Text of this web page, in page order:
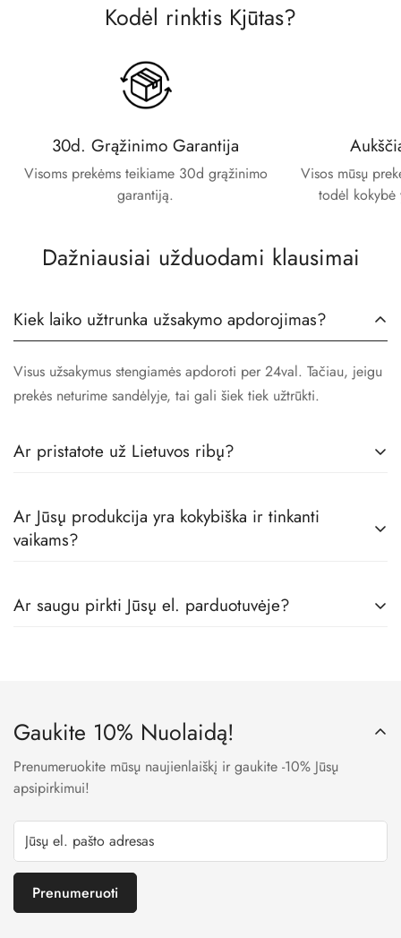
Kodėl rinktis Kjūtas?
30d. Grąžinimo Garantija
Visoms prekėms teikiame 30d grąžinimo
garantiją.
Visos mūsų
todėl kokybė
Dažniausiai užduodami klausimai
Kiek laiko užtrunka užsakymo apdorojimas?
Visus užsakymus stengiamės apdoroti per 24val. Tačiau, jeigu
prekės neturime sandėlyje, tai gali šiek tiek užtrūkti.
Ar pristatote už Lietuvos ribų?
Ar Jūsų produkcija yra kokybiška ir tinkanti
vaikams?
gamintojais, todėl visos prekės pas mus yra skirtos būtent
Ar saugu pirkti Jūsų el. parduotuvėje?
Gaukite 10% Nuolaidą!
Prenumeruokite mūsų naujienlaiškį ir gaukite -10% Jūsų
apsipirkimui!
Prenumeruoti